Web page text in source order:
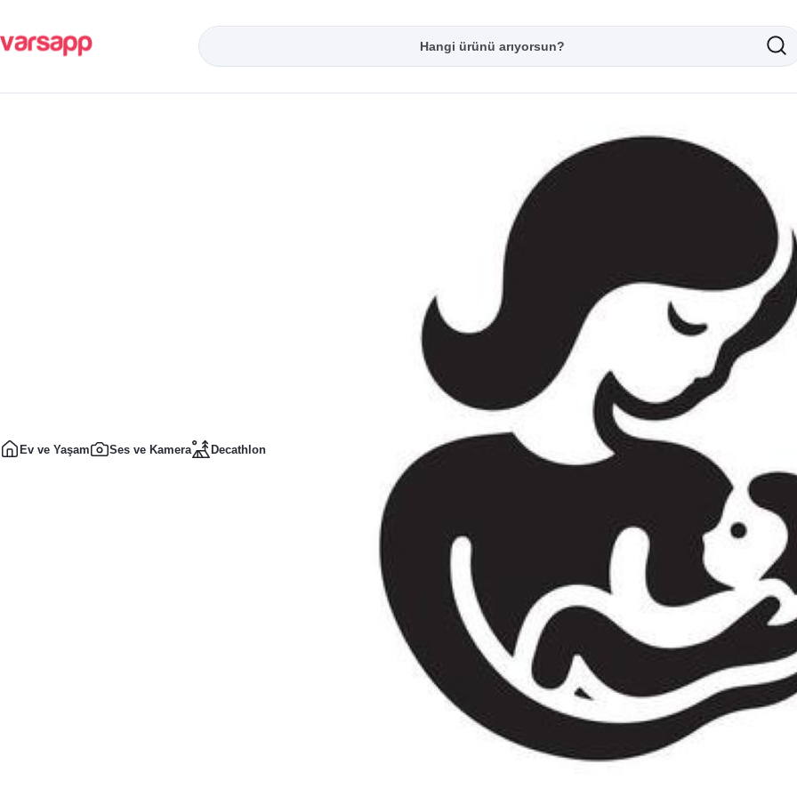
Ev ve Yaşam Ses ve Kamera Decathlon